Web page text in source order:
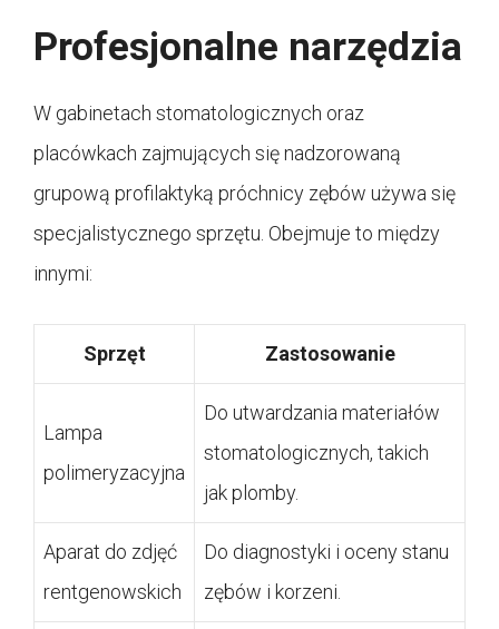
Profesjonalne narzędzia
W gabinetach stomatologicznych oraz
placówkach zajmujących się nadzorowaną
grupową profilaktyką próchnicy zębów używa się
specjalistycznego sprzętu. Obejmuje to między
innymi:
Sprzęt Zastosowanie
Lampa
polimeryzacyjna
Do utwardzania materiałów
stomatologicznych, takich
jak plomby.
Aparat do zdjęć
rentgenowskich
Do diagnostyki i oceny stanu
zębów i korzeni.